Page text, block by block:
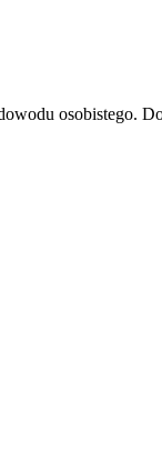
osobistego.